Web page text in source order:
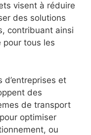
visent à réduire
des solutions
contribuant ainsi
pour tous les
et
des
de transport
optimiser
ou